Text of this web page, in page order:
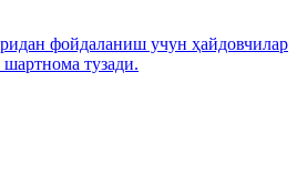
фойдаланиш учун ҳайдовчилар
тузади.